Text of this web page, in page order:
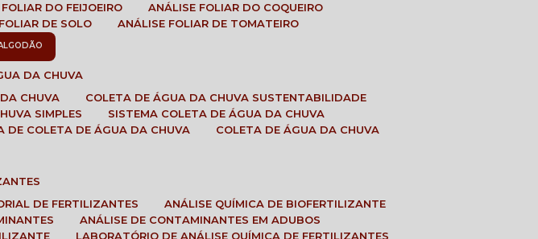
FOLIAR DO FEIJOEIRO
ANÁLISE FOLIAR DO COQUEIRO
FOLIAR DE SOLO
ANÁLISE FOLIAR DE TOMATEIRO
DA CHUVA
DA CHUVA
COLETA DE ÁGUA DA CHUVA SUSTENTABILIDADE
SIMPLES
SISTEMA COLETA DE ÁGUA DA CHUVA
DE COLETA DE ÁGUA DA CHUVA COLETA DE ÁGUA DA CHUVA
DE FERTILIZANTES
ANÁLISE QUÍMICA DE BIOFERTILIZANTE
ANÁLISE DE CONTAMINANTES EM ADUBOS
LABORATÓRIO DE ANÁLISE QUÍMICA DE FERTILIZANTES